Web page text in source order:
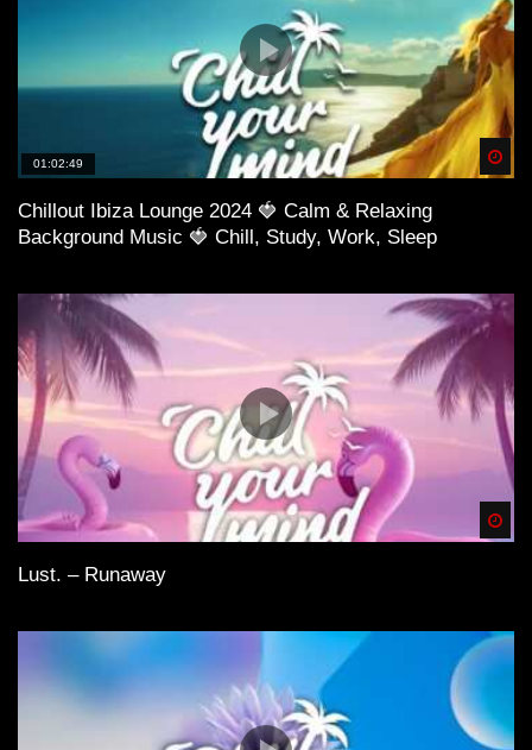
01:02:49
Chillout Ibiza Lounge 2024 🍓 Calm & Relaxing
Background Music 🍓 Chill, Study, Work, Sleep
Lust. – Runaway